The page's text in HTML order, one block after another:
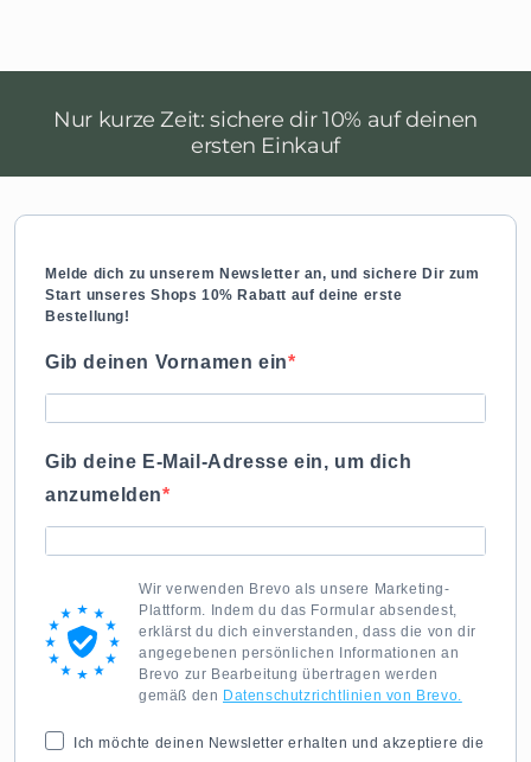
Nur kurze Zeit: sichere dir 10% auf deinen
ersten Einkauf
Melde dich zu unserem Newsletter an, und sichere Dir zum
Start unseres Shops 10% Rabatt auf deine erste
Bestellung!
Gib deinen Vornamen ein
Gib deine E-Mail-Adresse ein, um dich
anzumelden
Wir verwenden Brevo als unsere Marketing-
Plattform. Indem du das Formular absendest,
erklärst du dich einverstanden, dass die von dir
angegebenen persönlichen Informationen an
Brevo zur Bearbeitung übertragen werden
gemäß den Datenschutzrichtlinien von Brevo.
Ich möchte deinen Newsletter erhalten und akzeptiere die